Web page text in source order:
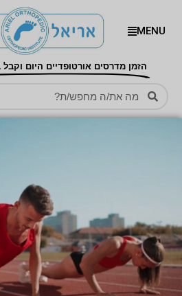
MENU
הזמן מדרסים אורטופדיים היום